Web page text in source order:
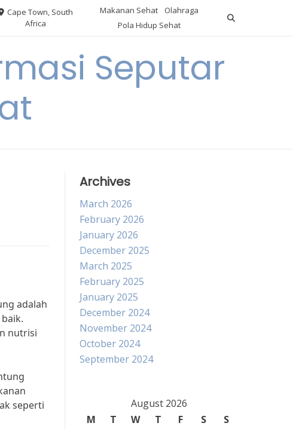
Cape Town, South
Africa
Makanan Sehat
Olahraga
Pola Hidup Sehat
Seputar
adalah
nutrisi
seperti
Archives
March 2026
February 2026
January 2026
December 2025
March 2025
February 2025
January 2025
December 2024
November 2024
October 2024
September 2024
August 2026
M
T W T F S
S